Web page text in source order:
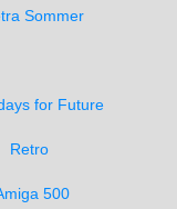
Sommer
for Future
Retro
500